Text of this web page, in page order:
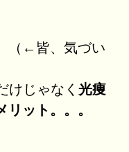
（←皆、気づい
けじゃなく光痩
ット。。。